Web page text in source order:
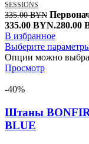
SESSIONS
335.00BYN
335.00 BYN.280.00
В избранное
Выберите
Опции можно
Просмотр
-40%
Штаны
BLUE